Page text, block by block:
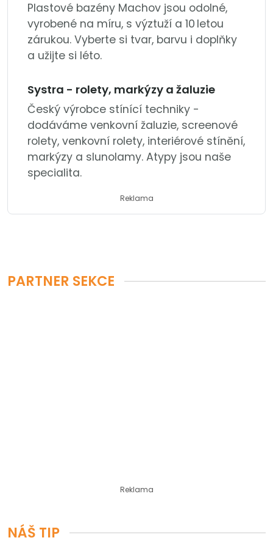
Plastové bazény Machov jsou odolné,
vyrobené na míru, s výztuží a 10 letou
zárukou. Vyberte si tvar, barvu i doplňky
a užijte si léto.
Systra - rolety, markýzy a žaluzie
Český výrobce stínící techniky -
dodáváme venkovní žaluzie, screenové
rolety, venkovní rolety, interiérové stínění,
markýzy a slunolamy. Atypy jsou naše
specialita.
Reklama
PARTNER SEKCE
Reklama
NÁŠ TIP